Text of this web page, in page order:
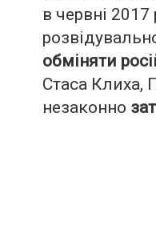
в червні
обміняти
Стаса Клиха,
незаконно